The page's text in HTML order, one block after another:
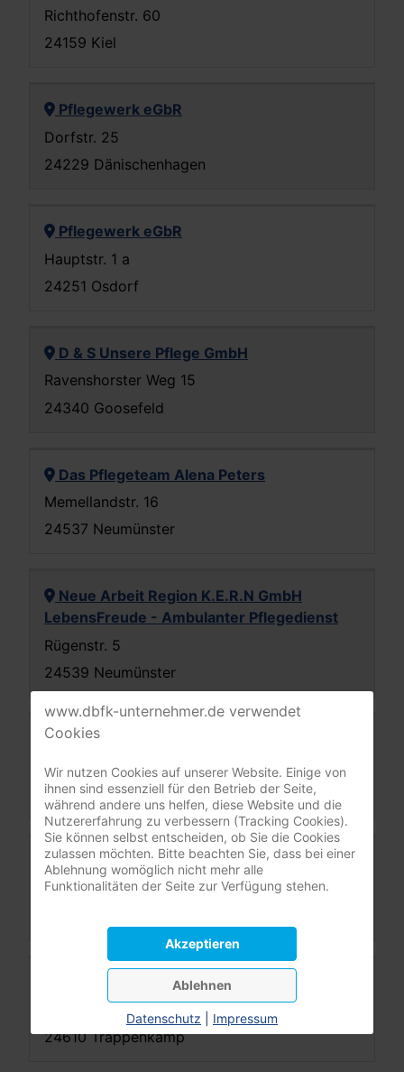
Richthofenstr. 60
24159 Kiel
Pflegewerk eGbR
Dorfstr. 25
24229 Dänischenhagen
Pflegewerk eGbR
Hauptstr. 1 a
24251 Osdorf
D & S Unsere Pflege GmbH
Ravenshorster Weg 15
24340 Goosefeld
Das Pflegeteam Alena Peters
Memellandstr. 16
24537 Neumünster
Neue Arbeit Region K.E.R.N GmbH
LebensFreude - Ambulanter Pflegedienst
Rügenstr. 5
24539 Neumünster
Pflegeinitiative Nord GbR
Bahnhofstr. 55
24582 Bordesholm
Dat ole Raathus Tagespflegehaus GmbH
Marktplatz 1
Ambulante Krankenpflege Niels Frieböse
Danziger Str. 12a
24610 Trappenkamp
www.dbfk-unternehmer.de verwendet
Cookies
Wir nutzen Cookies auf unserer Website. Einige von
ihnen sind essenziell für den Betrieb der Seite,
während andere uns helfen, diese Website und die
Nutzererfahrung zu verbessern (Tracking Cookies).
Sie können selbst entscheiden, ob Sie die Cookies
zulassen möchten. Bitte beachten Sie, dass bei einer
Ablehnung womöglich nicht mehr alle
Funktionalitäten der Seite zur Verfügung stehen.
Akzeptieren
Ablehnen
Datenschutz Impressum